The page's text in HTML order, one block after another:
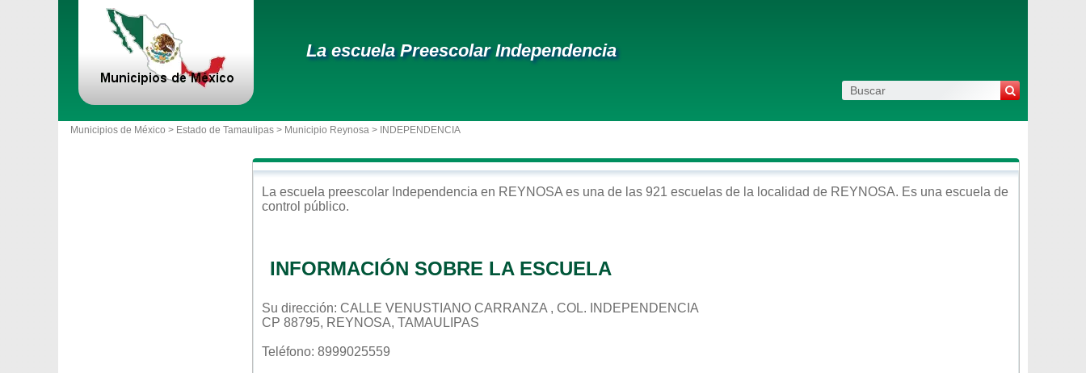
La escuela Preescolar Independencia
Municipios de México > Estado de Tamaulipas > Municipio Reynosa > INDEPENDENCIA
La escuela preescolar Independencia en REYNOSA es una de las 921 escuelas de la localidad de REYNOSA. Es una escuela de
control público.
INFORMACIÓN SOBRE LA ESCUELA
Su dirección: CALLE VENUSTIANO CARRANZA , COL. INDEPENDENCIA
CP 88795, REYNOSA, TAMAULIPAS
Teléfono: 8999025559